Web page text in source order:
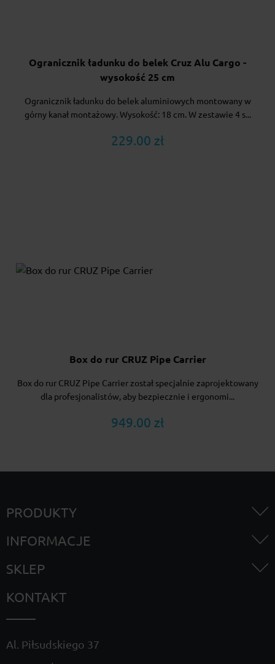
Ogranicznik ładunku do belek Cruz Alu Cargo -
wysokość 25 cm
Ogranicznik ładunku do belek aluminiowych montowany w
górny kanał montażowy. Wysokość: 18 cm. W zestawie 4 s...
229.00 zł
Box do rur CRUZ Pipe Carrier
Box do rur CRUZ Pipe Carrier został specjalnie zaprojektowany
dla profesjonalistów, aby bezpiecznie i ergonomi...
949.00 zł
PRODUKTY
INFORMACJE
SKLEP
KONTAKT
Al. Piłsudskiego 37